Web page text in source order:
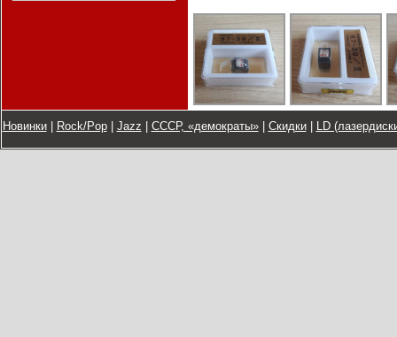
Новинки| Rock/Pop| Jazz СССР, «демократы»| Скидки| LD